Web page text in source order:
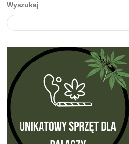
Wyszukaj